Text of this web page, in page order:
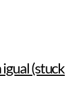
(stuck